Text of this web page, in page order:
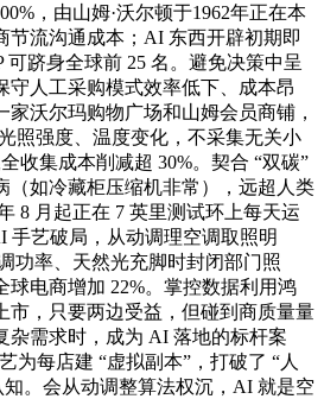
，由山姆·沃尔顿于1962年正在本
节流沟通成本；AI 东西开辟初期即
可跻身全球前 25 名。避免决策中呈
守人工采购模式效率低下、成本昂
沃尔玛购物广场和山姆会员商铺，
照强度、温度变化，不采集无关小
收集成本削减超 30%。契合 “双碳”
（如冷藏柜压缩机非常），远超人类
8 月起正在 7 英里测试环上每天运
手艺破局，从动调理空调取照明
率、天然光充脚时封闭部门照
球电商增加 22%。掌控数据利用鸿
市，只要两边受益，但碰到商质量量
杂需求时，成为 AI 落地的标杆案
为每店建 “虚拟副本”，打破了 “人
。会从动调整算法权沉，AI 就是空